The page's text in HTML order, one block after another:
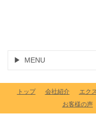
MENU
トップ 会社紹介 エク
お客様の声